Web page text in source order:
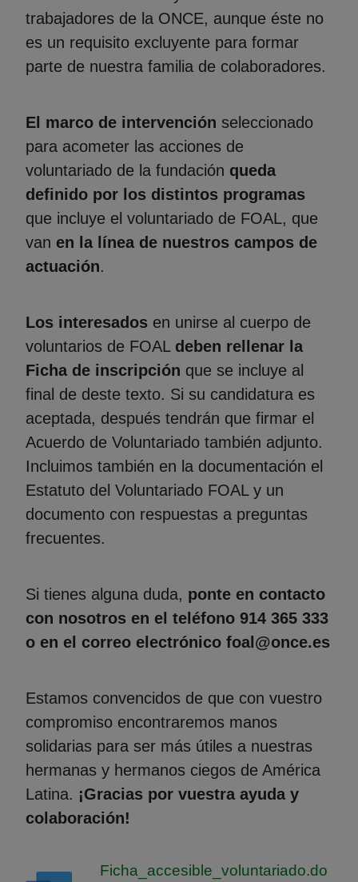
trabajadores de la ONCE, aunque éste no
es un requisito excluyente para formar
parte de nuestra familia de colaboradores.
El marco de intervención seleccionado
para acometer las acciones de
voluntariado de la fundación queda
definido por los distintos programas
que incluye el voluntariado de FOAL, que
van en la línea de nuestros campos de
actuación.
Los interesados en unirse al cuerpo de
voluntarios de FOAL deben rellenar la
Ficha de inscripción que se incluye al
final de deste texto. Si su candidatura es
aceptada, después tendrán que firmar el
Acuerdo de Voluntariado también adjunto.
Incluimos también en la documentación el
Estatuto del Voluntariado FOAL y un
documento con respuestas a preguntas
frecuentes.
Si tienes alguna duda, ponte en contacto
con nosotros en el teléfono 914 365 333
o en el correo electrónico foal@once.es
Estamos convencidos de que con vuestro
compromiso encontraremos manos
solidarias para ser más útiles a nuestras
hermanas y hermanos ciegos de América
Latina. ¡Gracias por vuestra ayuda y
colaboración!
Ficha_accesible_voluntariado.do